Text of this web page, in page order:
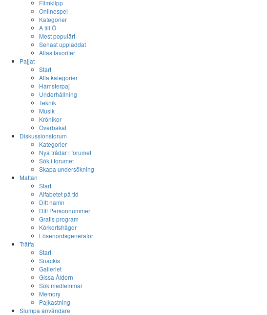
Filmklipp
Onlinespel
Kategorier
A till Ö
Mest populärt
Senast uppladdat
Allas favoriter
Pajjat
Start
Alla kategorier
Hamsterpaj
Underhållning
Teknik
Musik
Krönikor
Överbakat
Diskussionsforum
Kategorier
Nya trådar i forumet
Sök i forumet
Skapa undersökning
Mattan
Start
Alfabetet på tid
Ditt namn
Ditt Personnummer
Gratis program
Körkortsfrågor
Lösenordsgenerator
Träffa
Start
Snackis
Galleriet
Gissa Åldern
Sök medlemmar
Memory
Pajkastning
Slumpa användare